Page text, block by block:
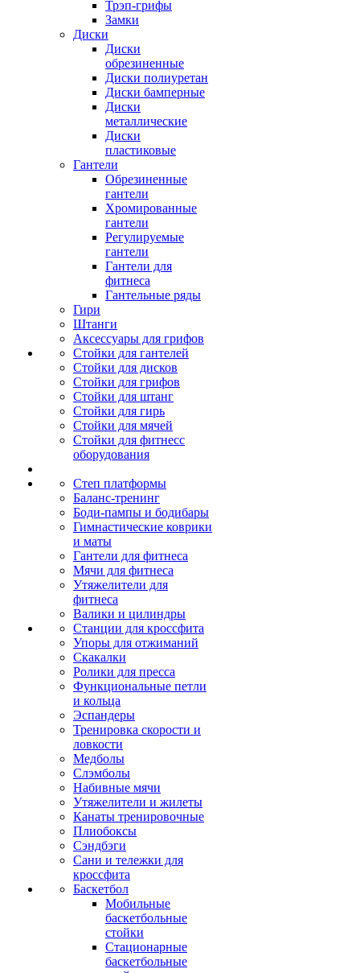
Трэп-грифы
Замки
Диски
Диски
обрезиненные
Диски полиуретан
Диски бамперные
Диски
металлические
Диски
пластиковые
Гантели
Обрезиненные
гантели
Хромированные
гантели
Регулируемые
гантели
Гантели для
фитнеса
Гантельные ряды
Гири
Штанги
Аксессуары для грифов
Стойки для гантелей
Стойки для дисков
Стойки для грифов
Стойки для штанг
Стойки для гирь
Стойки для мячей
Стойки для фитнесс
оборудования
Степ платформы
Баланс-тренинг
Боди-пампы и бодибары
Гимнастические коврики
и маты
Гантели для фитнеса
Мячи для фитнеса
Утяжелители для
фитнеса
Валики и цилиндры
Станции для кроссфита
Упоры для отжиманий
Скакалки
Ролики для пресса
Функциональные петли
и кольца
Эспандеры
Тренировка скорости и
ловкости
Медболы
Слэмболы
Набивные мячи
Утяжелители и жилеты
Канаты тренировочные
Плиобоксы
Сэндбэги
Сани и тележки для
кроссфита
Баскетбол
Мобильные
баскетбольные
стойки
Стационарные
баскетбольные